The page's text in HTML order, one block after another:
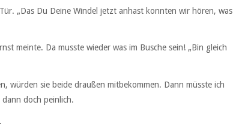
„Das Du Deine Windel jetzt anhast konnten wir hören, was
meinte. Da musste wieder was im Busche sein! „Bin gleich
würden sie beide draußen mitbekommen. Dann müsste ich
doch peinlich.